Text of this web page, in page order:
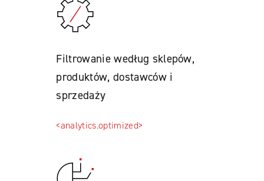
Filtrowanie według sklepów,
produktów, dostawców i
sprzedaży
<analytics.optimized>